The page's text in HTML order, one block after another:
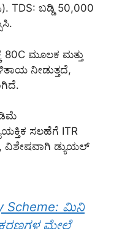
TDS: ಬಡ್ಡಿ 50,000
80C ಮೂಲಕ ಮತ್ತು
ನೀಡುತ್ತದೆ,
ಸಲಹೆಗೆ ITR
ಡ್ಯುಯಲ್
Scheme: ಮಿನಿ
ಮೇಲೆ